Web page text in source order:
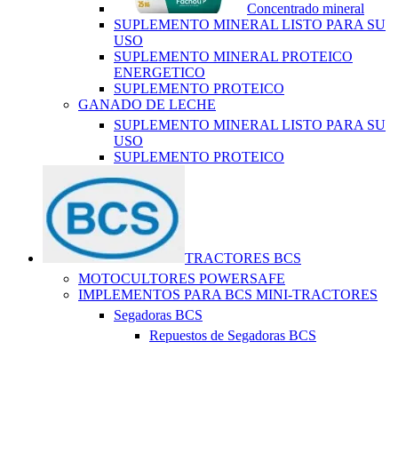
Concentrado mineral
SUPLEMENTO MINERAL LISTO PARA SU
USO
SUPLEMENTO MINERAL PROTEICO
ENERGETICO
SUPLEMENTO PROTEICO
GANADO DE LECHE
SUPLEMENTO MINERAL LISTO PARA SU
USO
SUPLEMENTO PROTEICO
TRACTORES BCS
MOTOCULTORES POWERSAFE
IMPLEMENTOS PARA BCS MINI-TRACTORES
Segadoras BCS
Repuestos de Segadoras BCS